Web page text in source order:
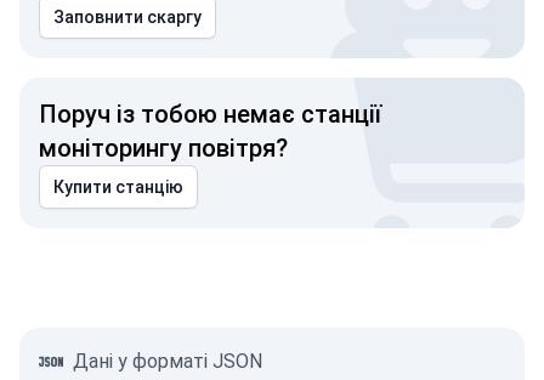
Заповнити скаргу
Поруч із тобою немає станції
моніторингу повітря?
Купити станцію
Дані у форматі JSON